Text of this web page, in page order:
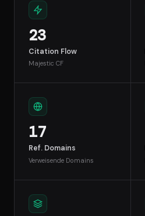
23
Citation Flow
Majestic CF
17
Ref. Domains
Verweisende Domains